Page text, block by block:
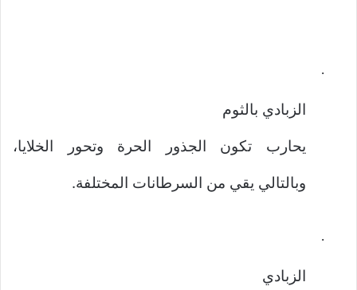
·
الزبادي بالثوم
يحارب تكون الجذور الحرة وتحور الخلايا،
وبالتالي يقي من السرطانات المختلفة.
·
الزبادي